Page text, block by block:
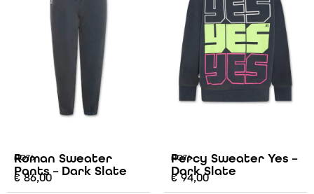
AO76
Roman Sweater
Pants – Dark Slate
€86,00
AO76
Percy Sweater Yes –
Dark Slate
€94,00